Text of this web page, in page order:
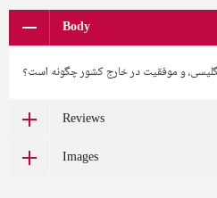
Body
و موفقیت در خارج کشور چگونه است؟
Reviews
Images